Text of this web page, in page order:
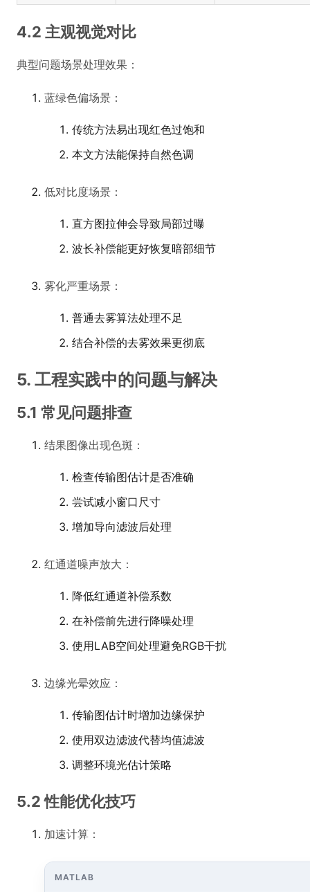
4.2 主观视觉对比
典型问题场景处理效果：
蓝绿色偏场景：
传统方法易出现红色过饱和
本文方法能保持自然色调
低对比度场景：
直方图拉伸会导致局部过曝
波长补偿能更好恢复暗部细节
雾化严重场景：
普通去雾算法处理不足
结合补偿的去雾效果更彻底
5. 工程实践中的问题与解决
5.1 常见问题排查
结果图像出现色斑：
检查传输图估计是否准确
尝试减小窗口尺寸
增加导向滤波后处理
红通道噪声放大：
降低红通道补偿系数
在补偿前先进行降噪处理
使用LAB空间处理避免RGB干扰
边缘光晕效应：
传输图估计时增加边缘保护
使用双边滤波代替均值滤波
调整环境光估计策略
5.2 性能优化技巧
加速计算：
MATLAB